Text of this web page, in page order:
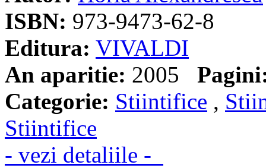
ISBN: 973-9473-62-8
Editura: VIVALDI
An aparitie: 2005
Categorie: Stiintifice ,
Stiintifice
- vezi detaliile -